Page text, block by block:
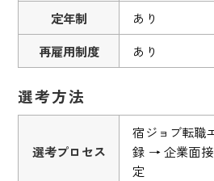
定年制
あり
再雇用制度
あり
選考方法
選考プロセス
宿ジョブ転職
録 → 企業面
定